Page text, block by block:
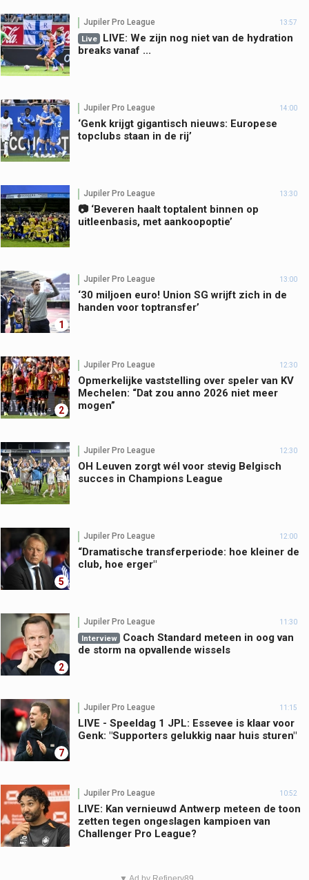
Jupiler Pro League 13:57
Live
LIVE: We zijn nog niet van de hydration
breaks vanaf ...
Jupiler Pro League 14:00
‘Genk krijgt gigantisch nieuws: Europese
topclubs staan in de rij’
Jupiler Pro League 13:30
📷 ‘Beveren haalt toptalent binnen op
uitleenbasis, met aankoopoptie’
1
Jupiler Pro League 13:00
‘30 miljoen euro! Union SG wrijft zich in de
handen voor toptransfer’
2
Jupiler Pro League 12:30
Opmerkelijke vaststelling over speler van KV
Mechelen: “Dat zou anno 2026 niet meer
mogen”
Jupiler Pro League 12:30
OH Leuven zorgt wél voor stevig Belgisch
succes in Champions League
5
Jupiler Pro League 12:00
“Dramatische transferperiode: hoe kleiner de
club, hoe erger"
2
Jupiler Pro League 11:30
Interview
Coach Standard meteen in oog van
de storm na opvallende wissels
7
Jupiler Pro League 11:15
LIVE - Speeldag 1 JPL: Essevee is klaar voor
Genk: "Supporters gelukkig naar huis sturen"
Jupiler Pro League 10:52
LIVE: Kan vernieuwd Antwerp meteen de toon
zetten tegen ongeslagen kampioen van
Challenger Pro League?